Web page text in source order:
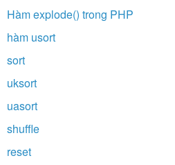
Hàm explode() trong PHP
hàm usort
sort
uksort
uasort
shuffle
reset